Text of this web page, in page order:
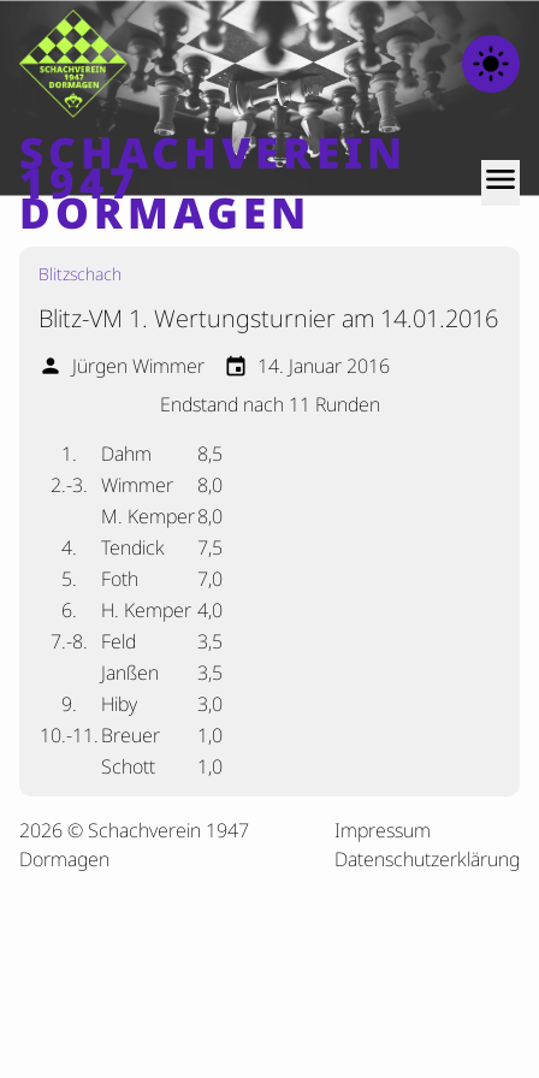
light_mode
SCHACHVEREIN
1947
DORMAGEN
menu
Home
Beiträge
Mannschaften
Termine
Verschiedenes
Kontakt
Blitzschach
Blitz-VM 1. Wertungsturnier am 14.01.2016
person Jürgen Wimmer event 14. Januar 2016
Endstand nach 11 Runden
1.
Dahm
8,5
2.-3. Wimmer
8,0
M. Kemper8,0
4.
Tendick
7,5
5.
Foth
7,0
6.
H. Kemper 4,0
7.-8. Feld
3,5
Janßen
3,5
9.
Hiby
3,0
10.-11.Breuer
1,0
Schott
1,0
2026 © Schachverein 1947
Dormagen
Impressum
Datenschutzerklärung